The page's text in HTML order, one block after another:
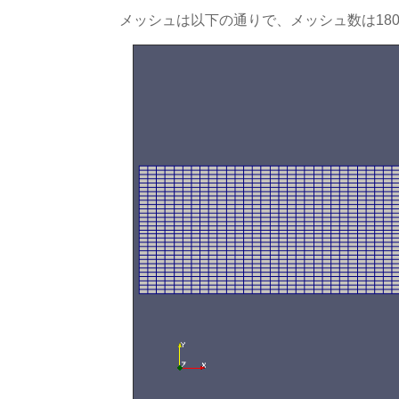
メッシュは以下の通りで、メッシュ数は